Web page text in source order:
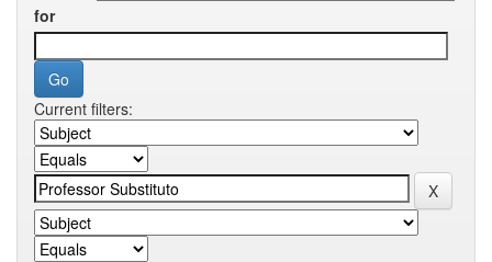
for
Current filters: